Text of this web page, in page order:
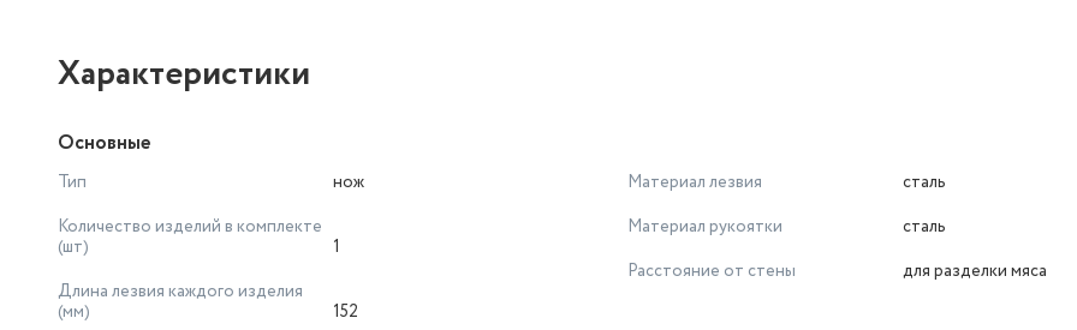
Характеристики
Основные
Тип
нож
Количество изделий в комплекте
(шт)
1
Длина лезвия каждого изделия
(мм)
152
Материал лезвия
сталь
Материал рукоятки
сталь
Расстояние от стены
для разделки мяса